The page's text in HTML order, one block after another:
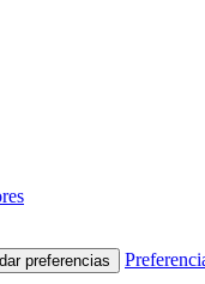
preferencias